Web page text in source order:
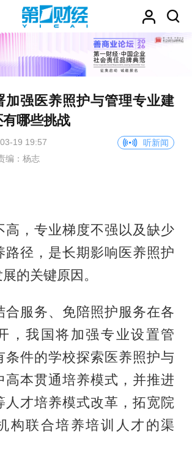
加强医养照护与管理专业建
哪些挑战
19 19:57
听新闻
编：杨志
高，专业梯度不强以及缺少
路径，是长期影响医养照护
的关键原因。
合服务、免陪照护服务在各
，我国将加强专业设置管
条件的学校探索医养照护与
高本贯通培养模式，并推进
人才培养模式改革，拓宽院
构联合培养培训人才的渠